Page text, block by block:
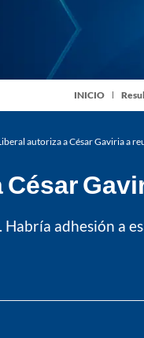
INICIO
autoriza a César Gaviria a
adhesión a